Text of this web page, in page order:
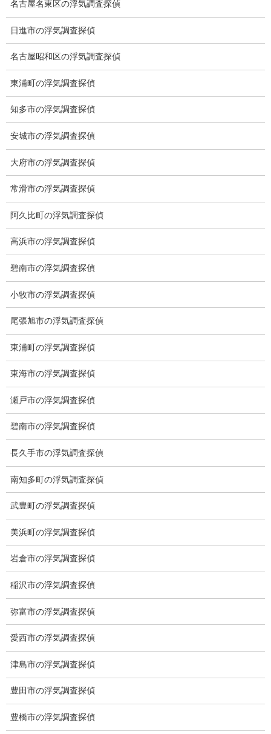
カテゴリー ブログ
皆既月食
2022-11-08
総合探偵社ミライリサーチ
Toshin.Sakuraビル 10F
ベストビル6B
愛知県公安委員会 第54250033号
【出張面談いたします】
愛知県内でご面談場所のご要望がございましたら、お申し付けく
ださい。
名古屋名東区の浮気調査探偵
日進市の浮気調査探偵
名古屋昭和区の浮気調査探偵
東浦町の浮気調査探偵
知多市の浮気調査探偵
安城市の浮気調査探偵
大府市の浮気調査探偵
常滑市の浮気調査探偵
阿久比町の浮気調査探偵
高浜市の浮気調査探偵
碧南市の浮気調査探偵
小牧市の浮気調査探偵
尾張旭市の浮気調査探偵
東浦町の浮気調査探偵
東海市の浮気調査探偵
瀬戸市の浮気調査探偵
碧南市の浮気調査探偵
長久手市の浮気調査探偵
南知多町の浮気調査探偵
武豊町の浮気調査探偵
美浜町の浮気調査探偵
岩倉市の浮気調査探偵
稲沢市の浮気調査探偵
弥富市の浮気調査探偵
愛西市の浮気調査探偵
津島市の浮気調査探偵
豊田市の浮気調査探偵
豊橋市の浮気調査探偵